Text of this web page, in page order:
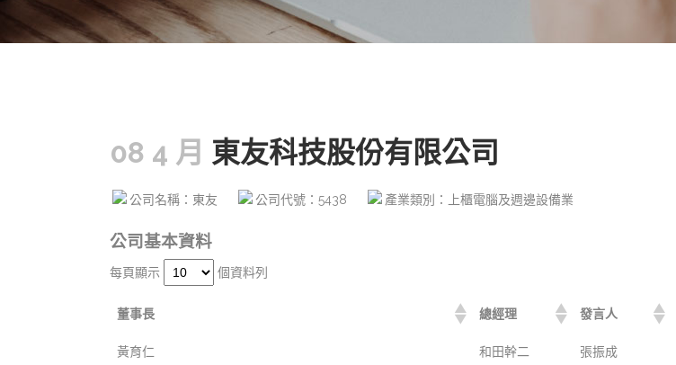
08 4 月 東友科技股份有限公司
公司名稱：東友 公司代號：5438 產業類別：上櫃電腦及週邊設備業
公司基本資料
每頁顯示 個資料列
董事長 總經理 發言人
黃育仁 和田幹二 張振成